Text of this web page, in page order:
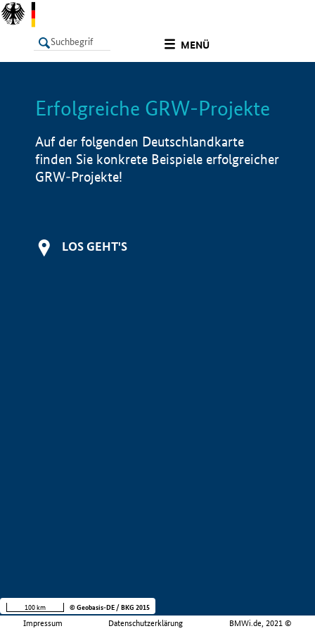
MENÜ
LISTE Info
Erfolgreiche GRW-Projekte
Auf der folgenden Deutschlandkarte
finden Sie konkrete Beispiele erfolgreicher
GRW-Projekte!
LOS GEHT'S
Impressum Datenschutzerklärung BMWi.de, 2021 ©
100 km © Geobasis-DE / BKG 2015